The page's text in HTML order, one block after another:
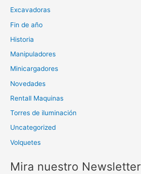
Excavadoras
Fin de año
Historia
Manipuladores
Minicargadores
Novedades
Rentall Maquinas
Torres de iluminación
Uncategorized
Volquetes
Mira nuestro Newsletter